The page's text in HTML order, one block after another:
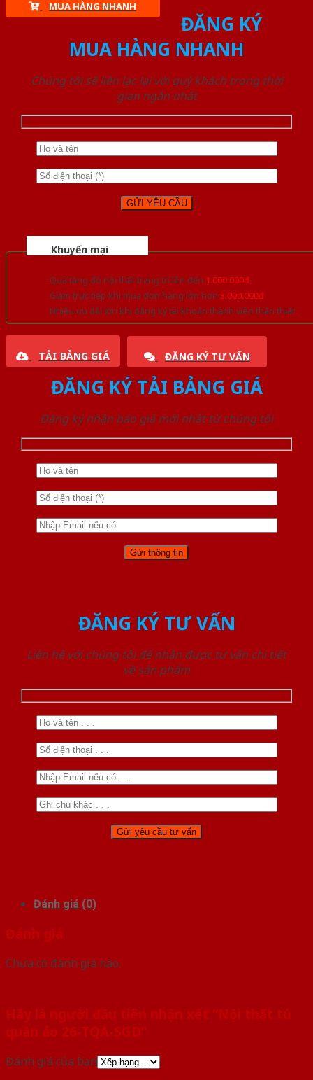
MUA HÀNG NHANH
ĐĂNG KÝ
MUA HÀNG NHANH
Chúng tôi sẽ liên lạc lại với quý khách trong thời
gian ngắn nhất
Khuyến mại
Quà tặng đồ nội thất trang trí lên đến 1.000.000đ
Giảm trực tiếp khi mua đơn hàng lớn hơn 3.000.000đ
Nhiều ưu đãi lớn khi đăng ký tài khoản thành viên thân thiết
TẢI BẢNG GIÁ ĐĂNG KÝ TƯ VẤN
ĐĂNG KÝ TẢI BẢNG GIÁ
Đăng ký nhận báo giá mới nhất từ chúng tôi
ĐĂNG KÝ TƯ VẤN
Liên hệ với chúng tôi để nhận được tư vấn chi tiết
về sản phẩm
Đánh giá (0)
Đánh giá
Chưa có đánh giá nào.
Hãy là người đầu tiên nhận xét “Nội thất tủ
quần áo 26-TQA-SGD”
Đánh giá của bạn